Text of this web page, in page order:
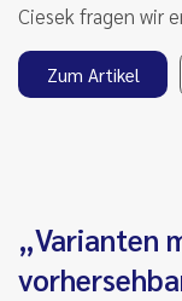
Ciesek fragen wir
Zum Artikel
„Varianten